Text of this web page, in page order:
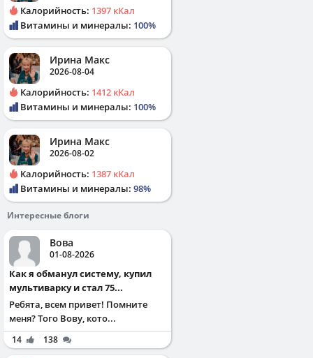
Калорийность: 1397 кКал
Витамины и минералы: 100%
Ирина Макс
2026-08-04
Калорийность: 1412 кКал
Витамины и минералы: 100%
Ирина Макс
2026-08-02
Калорийность: 1387 кКал
Витамины и минералы: 98%
Интересные блоги
Вова
01-08-2026
Как я обманул систему, купил
мультиварку и стал 75...
Ребята, всем привет! Помните
меня? Того Вову, кото...
14 138